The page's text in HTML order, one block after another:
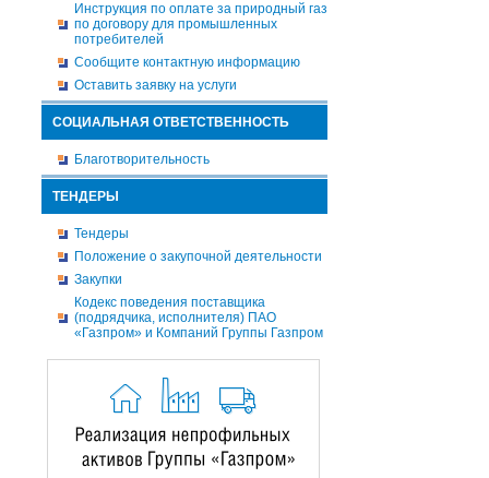
Инструкция по оплате за природный газ
по договору для промышленных
потребителей
Сообщите контактную информацию
Оставить заявку на услуги
СОЦИАЛЬНАЯ ОТВЕТСТВЕННОСТЬ
Благотворительность
ТЕНДЕРЫ
Тендеры
Положение о закупочной деятельности
Закупки
Кодекс поведения поставщика
(подрядчика, исполнителя) ПАО
«Газпром» и Компаний Группы Газпром